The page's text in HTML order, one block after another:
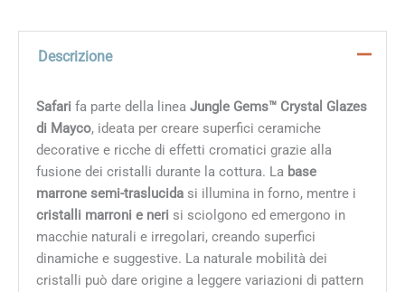
Descrizione
Safari fa parte della linea Jungle Gems™ Crystal Glazes
di Mayco, ideata per creare superfici ceramiche
decorative e ricche di effetti cromatici grazie alla
fusione dei cristalli durante la cottura. La base
marrone semi-traslucidasi illumina in forno, mentre i
cristalli marroni e neri si sciolgono ed emergono in
macchie naturali e irregolari, creando superfici
dinamiche e suggestive. La naturale mobilità dei
cristalli può dare origine a leggere variazioni di pattern